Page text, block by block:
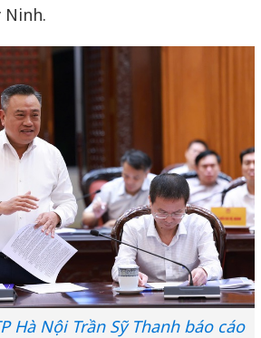
Ninh.
Hà Nội Trần Sỹ Thanh báo cáo